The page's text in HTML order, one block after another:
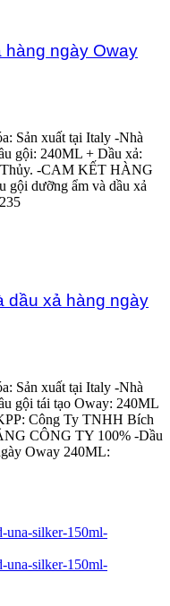
hàng ngày Oway
Sản xuất tại Italy -Nhà
gội: 240ML + Dầu xả:
-CAM KẾT HÀNG
gội dưỡng ẩm và dầu xả
dầu xả hàng ngày
Sản xuất tại Italy -Nhà
gội tái tạo Oway: 240ML
Công Ty TNHH Bích
CÔNG TY 100% -Dầu
Oway 240ML: